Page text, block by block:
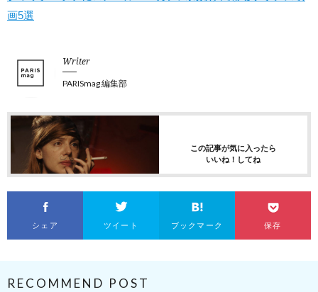
画5選
Writer
PARISmag 編集部
この記事が気に入ったら
いいね！してね
シェア ツイート ブックマーク 保存
RECOMMEND POST